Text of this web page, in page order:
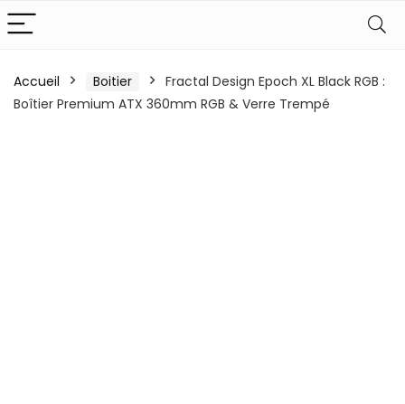
Accueil Boitier
Fractal Design Epoch XL Black RGB :
Boîtier Premium ATX 360mm RGB & Verre Trempé